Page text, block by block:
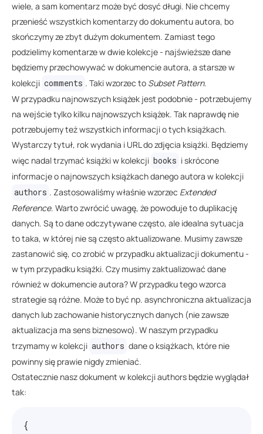
wiele, a sam komentarz może być dosyć długi. Nie chcemy
przenieść wszystkich komentarzy do dokumentu autora, bo
skończymy ze zbyt dużym dokumentem. Zamiast tego
podzielimy komentarze w dwie kolekcje - najświeższe dane
będziemy przechowywać w dokumencie autora, a starsze w
kolekcji comments . Taki wzorzec to Subset Pattern.
W przypadku najnowszych książek jest podobnie - potrzebujemy
na wejście tylko kilku najnowszych książek. Tak naprawdę nie
potrzebujemy też wszystkich informacji o tych książkach.
Wystarczy tytuł, rok wydania i URL do zdjęcia książki. Będziemy
więc nadal trzymać książki w kolekcji books i skrócone
informacje o najnowszych książkach danego autora w kolekcji
authors . Zastosowaliśmy właśnie wzorzec Extended
Reference. Warto zwrócić uwagę, że powoduje to duplikację
danych. Są to dane odczytywane często, ale idealna sytuacja
to taka, w której nie są często aktualizowane. Musimy zawsze
zastanowić się, co zrobić w przypadku aktualizacji dokumentu -
w tym przypadku książki. Czy musimy zaktualizować dane
również w dokumencie autora? W przypadku tego wzorca
strategie są różne. Może to być np. asynchroniczna aktualizacja
danych lub zachowanie historycznych danych (nie zawsze
aktualizacja ma sens biznesowo). W naszym przypadku
trzymamy w kolekcji authors dane o książkach, które nie
powinny się prawie nigdy zmieniać.
Ostatecznie nasz dokument w kolekcji authors będzie wyglądał
tak:
{